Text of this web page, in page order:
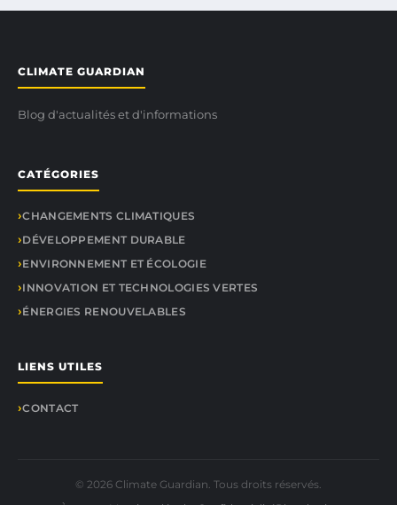
CLIMATE GUARDIAN
Blog d'actualités et d'informations
CATÉGORIES
CHANGEMENTS CLIMATIQUES
DÉVELOPPEMENT DURABLE
ENVIRONNEMENT ET ÉCOLOGIE
INNOVATION ET TECHNOLOGIES VERTES
ÉNERGIES RENOUVELABLES
LIENS UTILES
CONTACT
© 2026 Climate Guardian. Tous droits réservés.